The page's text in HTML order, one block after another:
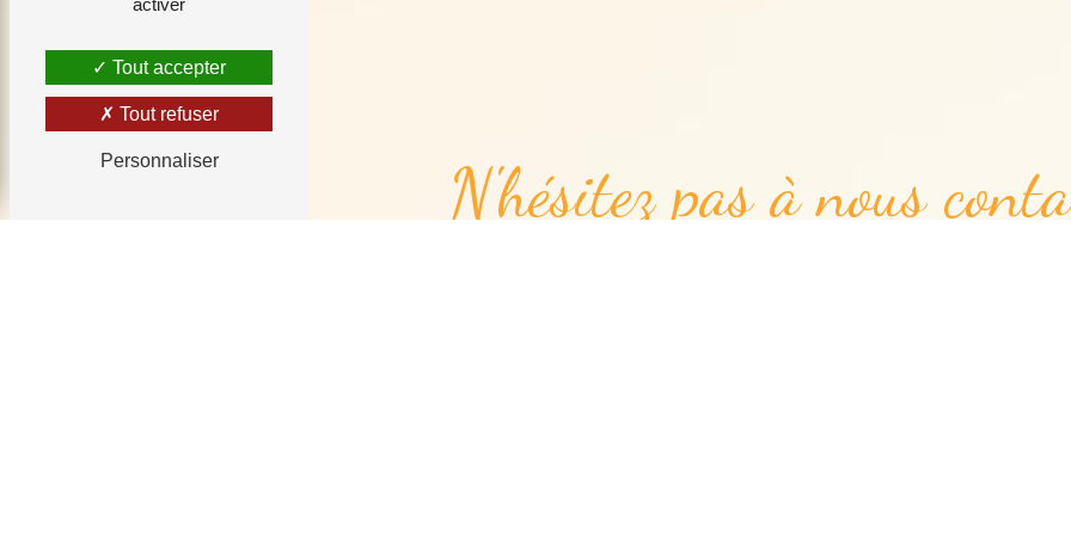
N'hésitez pas à nous
activer
Tout accepter
Tout refuser
Personnaliser